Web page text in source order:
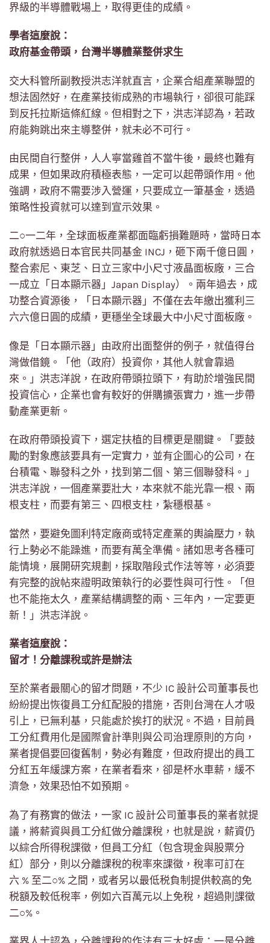
界級的半導體戰場上，取得更佳的成績。
學者這麼說：
政府基金帶頭，台灣半導體業整併求生
交大科管所副教授洪志洋就直言，企業合組產業聯盟的
想法固然好，在產業技術成熟的市場執行，卻很可能踩
到反托拉斯這條紅線。但相對之下，洪志洋認為，若政
府能夠跳出來主導整併，就未必不可行。
由民間自行整併，人人寧當雞首不當牛後，最終也難有
成果，但如果政府積極表態，一定可以起帶頭作用。他
強調，政府不需要涉入營運，只要成立一筆基金，透過
策略性投資就可以達到宣示效果。
二○一二年，全球面板產業都面臨虧損難題時，當時日本
政府就透過日本官民共同基金 INCJ，砸下兩千億日圓，
整合索尼、東芝、日立三家中小尺寸液晶面板廠，三合
一成立「日本顯示器」Japan Display）。兩年過去，成
功整合資源後，「日本顯示器」不僅在去年繳出獲利三
六六億日圓的成績，更穩坐全球最大中小尺寸面板廠。
像是「日本顯示器」由政府出面整併的例子，就值得台
灣做借鏡。「他（政府）投資你，其他人就會靠過
來。」洪志洋說，在政府帶頭拉頭下，有助於增強民間
投資信心，企業也會有較好的併購擴張實力，進一步帶
動產業更新。
在政府帶頭投資下，選定扶植的目標更是關鍵。「要鼓
勵的對象應該要具有一定實力，並有企圖心的公司，在
台積電、聯發科之外，找到第二個、第三個聯發科。」
洪志洋說，一個產業要壯大，本來就不能光靠一根、兩
根支柱，而要有第三、四根支柱，紮穩根基。
當然，要避免圖利特定廠商或特定產業的輿論壓力，執
行上勢必不能躁進，而要有萬全準備。諸如思考各種可
能情境，展開研究規劃，採取階段式作法等等，必須要
有完整的說帖來證明政策執行的必要性與可行性。「但
也不能拖太久，產業結構調整的兩、三年內，一定要更
新！」洪志洋說。
業者這麼說：
留才！分離課稅或許是辦法
至於業者最關心的留才問題，不少 IC 設計公司董事長也
紛紛提出恢復員工分紅配股的措施，否則台灣在人才吸
引上，已無利基，只能處於挨打的狀況。不過，目前員
工分紅費用化是國際會計準則與公司治理原則的方向，
業者提倡要回復舊制，勢必有難度，但政府提出的員工
分紅五年緩課方案，在業者看來，卻是杯水車薪，緩不
濟急，效果恐怕不如預期。
為了有務實的做法，一家 IC 設計公司董事長的業者就提
議，將薪資與員工分紅做分離課稅，也就是說，薪資仍
以綜合所得稅課徵，但員工分紅（包含現金與股票分
紅）部分，則以分離課稅的稅率來課徵，稅率可訂在
六 % 至二○% 之間，或者另以最低税負制提供較高的免
税額及較低稅率，例如六百萬元以上免稅，超過則課徵
二○%。